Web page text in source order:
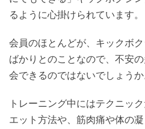
るように心掛けられています。
会員のほとんどが、キックボ
ばかりとのことなので、不安
会できるのではないでしょうか
トレーニング中にはテクニッ
エット方法や、筋肉痛や体の